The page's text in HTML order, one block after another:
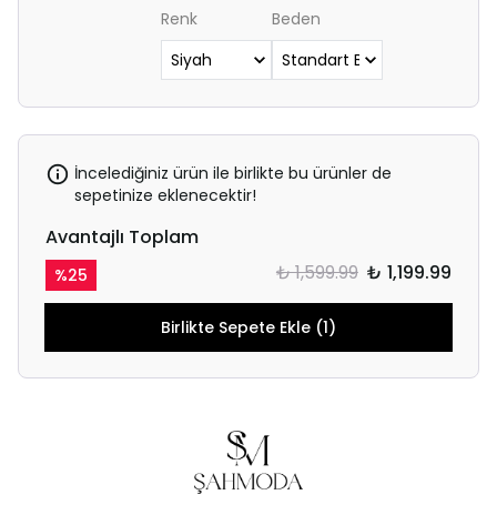
Renk
Beden
İncelediğiniz ürün ile birlikte bu ürünler de
sepetinize eklenecektir!
Avantajlı Toplam
%25 ₺ 1,599.99 ₺ 1,199.99
Birlikte Sepete Ekle (1)